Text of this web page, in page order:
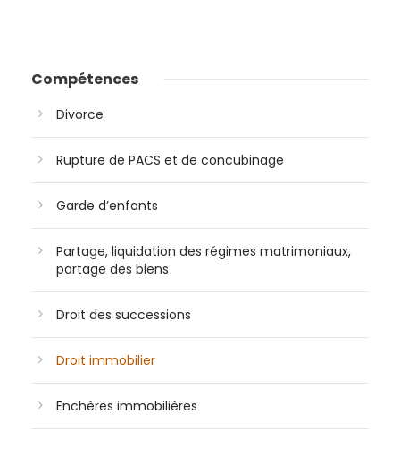
Compétences
Divorce
Rupture de PACS et de concubinage
Garde d’enfants
Partage, liquidation des régimes matrimoniaux,
partage des biens
Droit des successions
Droit immobilier
Enchères immobilières